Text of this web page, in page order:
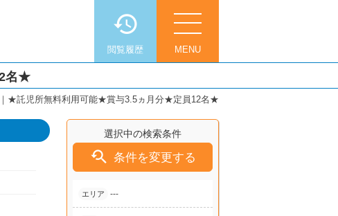
MENU
閲覧履歴
名★
｜★託児所無料利用可能★賞与3.5ヵ月分★定員12名★
選択中の検索条件
 条件を変更する
エリア ---